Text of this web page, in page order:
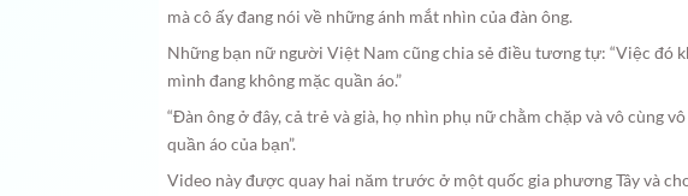
mà cô ấy đang nói về những ánh mắt nhìn của đàn ông.
Những bạn nữ người Việt Nam cũng chia sẻ điều tương tự: “Việc đó
mình đang không mặc quần áo.”
“Đàn ông ở đây, cả trẻ và già, họ nhìn phụ nữ chằm chặp và vô cùng
quần áo của bạn”.
Video này được quay hai năm trước ở một quốc gia phương Tây và